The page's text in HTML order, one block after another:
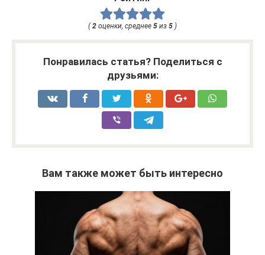
( 2 оценки, среднее 5 из 5 )
Понравилась статья? Поделиться с
друзьями:
Вам также может быть интересно